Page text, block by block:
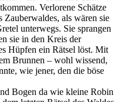
Verlorene Schätze
als wären sie
unterwegs. Sie sprangen
sie in den Kreis der
Hüpfen ein Rätsel löst. Mit
Brunnen – wohl wissend,
wie jener, den die böse
Bogen da wie kleine Robin